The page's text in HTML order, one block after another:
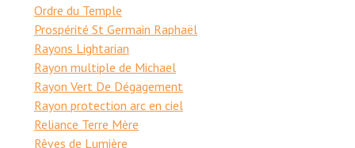
Ordre du Temple
Prospérité St Germain Raphaël
Rayons Lightarian
Rayon multiple de Michael
Rayon Vert De Dégagement
Rayon protection arc en ciel
Reliance Terre Mère
Rêves de Lumière